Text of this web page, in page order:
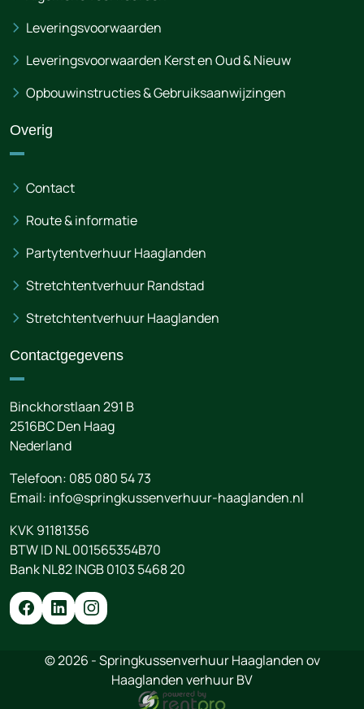
Leveringsvoorwaarden
Leveringsvoorwaarden Kerst en Oud & Nieuw
Opbouwinstructies & Gebruiksaanwijzingen
Overig
Contact
Route & informatie
Partytentverhuur Haaglanden
Stretchtentverhuur Randstad
Stretchtentverhuur Haaglanden
Contactgegevens
Binckhorstlaan 291 B
2516BCDen Haag
Nederland
Telefoon: 085 080 54 73
Email: info@springkussenverhuur-haaglanden.nl
KVK 91181356
BTW ID NL 001565354B70
Bank NL82 INGB 0103 5468 20
© 2026 - Springkussenverhuur Haaglanden ov
Haaglanden verhuur BV